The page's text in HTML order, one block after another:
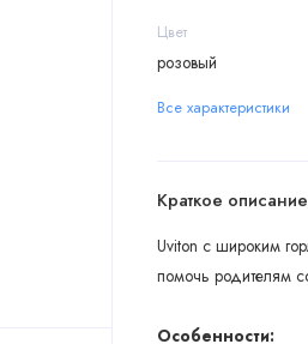
Цвет
розовый
Все характеристики
Краткое описание
Uviton с широким
помочь родителям
Особенности: